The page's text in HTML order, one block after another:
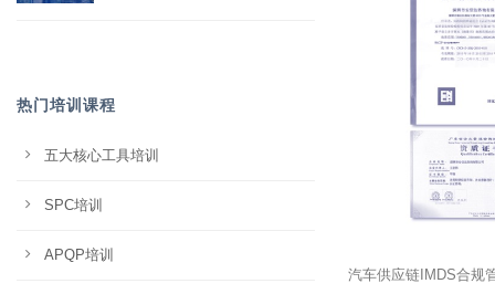
汽车供应链IMDS合规
热门培训课程
五大核心工具培训
SPC培训
APQP培训